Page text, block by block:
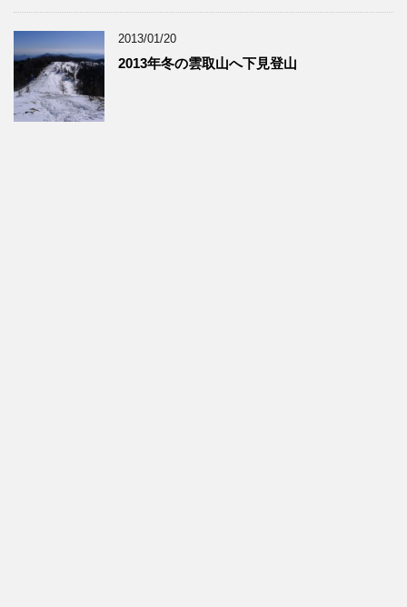
2013/01/20
2013年冬の雲取山へ下見登山